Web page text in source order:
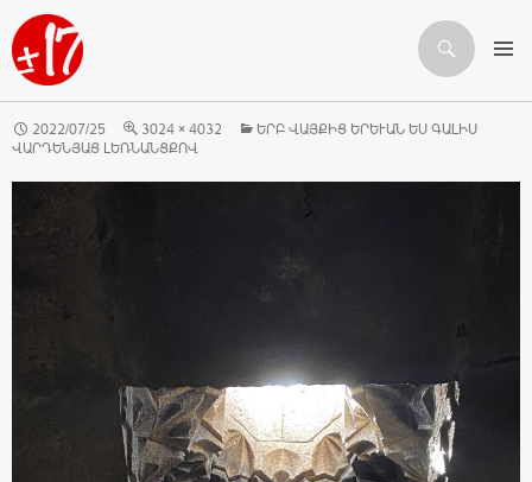
Որոնում
ԱՆՑՆԵԼ ԲՈՎԱՆԴԱԿՈՒԹՅԱՆԸ
2022/07/25 3024 × 4032
ԵՐԲ ՎԱՅՔԻՑ ԵՐԵՒԱՆ ԵՍ ԳԱԼԻՍ Վ
ԱՐԴԵՆՅԱՑ ԼԵՌՆԱՆՑՔՈՎ